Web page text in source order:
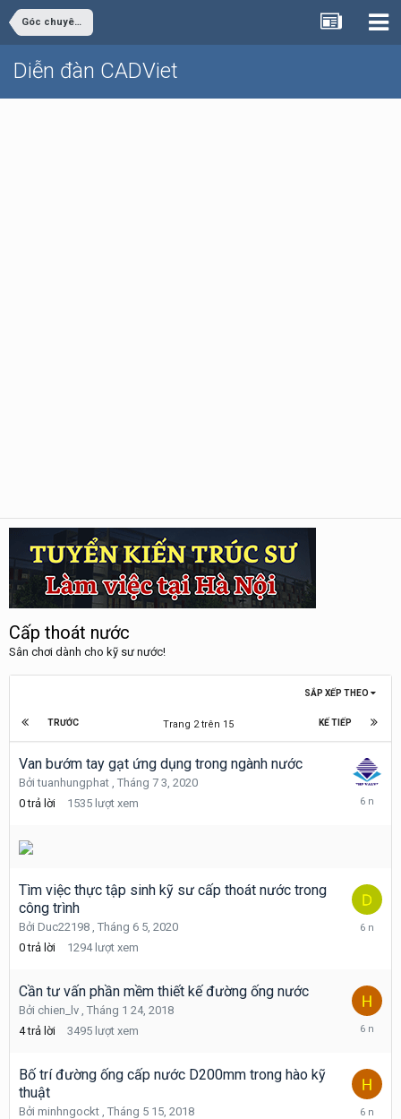
Góc chuyên ngành
Diễn đàn CADViet
Cấp thoát nước
Sân chơi dành cho kỹ sư nước!
SẮP XẾP THEO
TRƯỚC KẾ TIẾP
Trang 2 trên 15
Van bướm tay gạt ứng dụng trong ngành nước
Bởituanhungphat , Tháng 7 3, 2020
0 trả lời 1535 lượt xem
Tháng
Tìm việc thực tập sinh kỹ sư cấp thoát nước trong
công trình
Bởi Duc22198 , Tháng 6 5, 2020
0 trả lời 1294 lượt xem
Tháng
Cần tư vấn phần mềm thiết kế đường ống nước
Bởi chien_lv , Tháng 1 24, 2018
4 trả lời 3495 lượt xem
Tháng
2019
Bố trí đường ống cấp nước D200mm trong hào kỹ
thuật
Bởi minhngockt , Tháng 5 15, 2018
Tháng